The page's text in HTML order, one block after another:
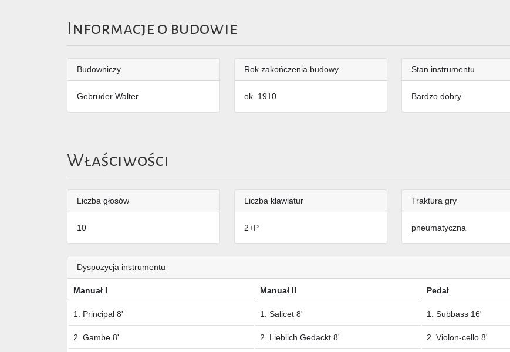
Informacje o budowie
Budowniczy
Gebrüder Walter
Rok zakończenia budowy
ok. 1910
Stan instrumentu
Bardzo dobry
Właściwości
Liczba głosów
10
Liczba klawiatur
2+P
Traktura gry
pneumatyczna
Dyspozycja instrumentu
Manuał I Manuał II Pedał
1. Principal 8' 1. Salicet 8' 1. Subbass 16'
2. Gambe 8' 2. Lieblich Gedackt 8' 2. Violon-cello 8'